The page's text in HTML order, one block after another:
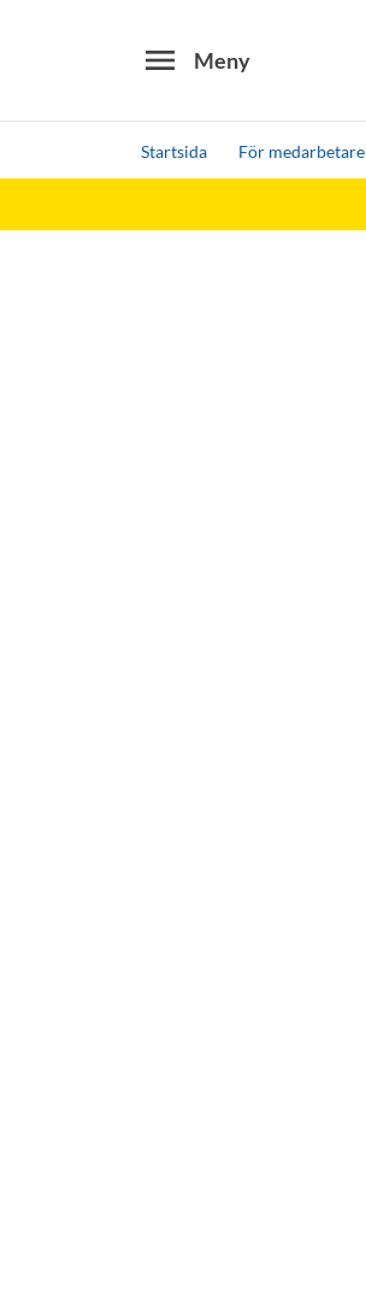
menu Meny
Startsida För medarbetare